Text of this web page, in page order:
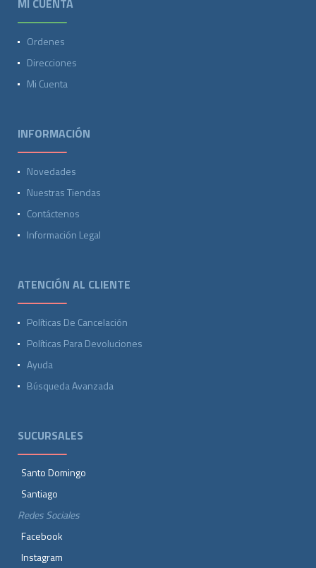
MI CUENTA
Ordenes
Direcciones
Mi Cuenta
INFORMACIÓN
Novedades
Nuestras Tiendas
Contáctenos
Información Legal
ATENCIÓN AL CLIENTE
Políticas De Cancelación
Políticas Para Devoluciones
Ayuda
Búsqueda Avanzada
SUCURSALES
Santo Domingo
Santiago
Redes Sociales
Facebook
Instagram